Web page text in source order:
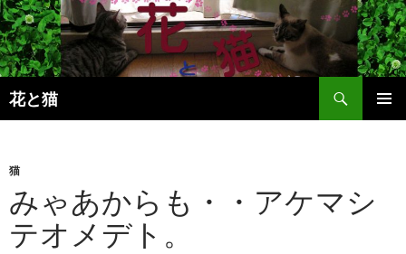
コ
ン
テ
ン
ツ
へ
キ
プ
花と猫
検
索
猫
みゃあからも・・アケマシ
テオメデト。